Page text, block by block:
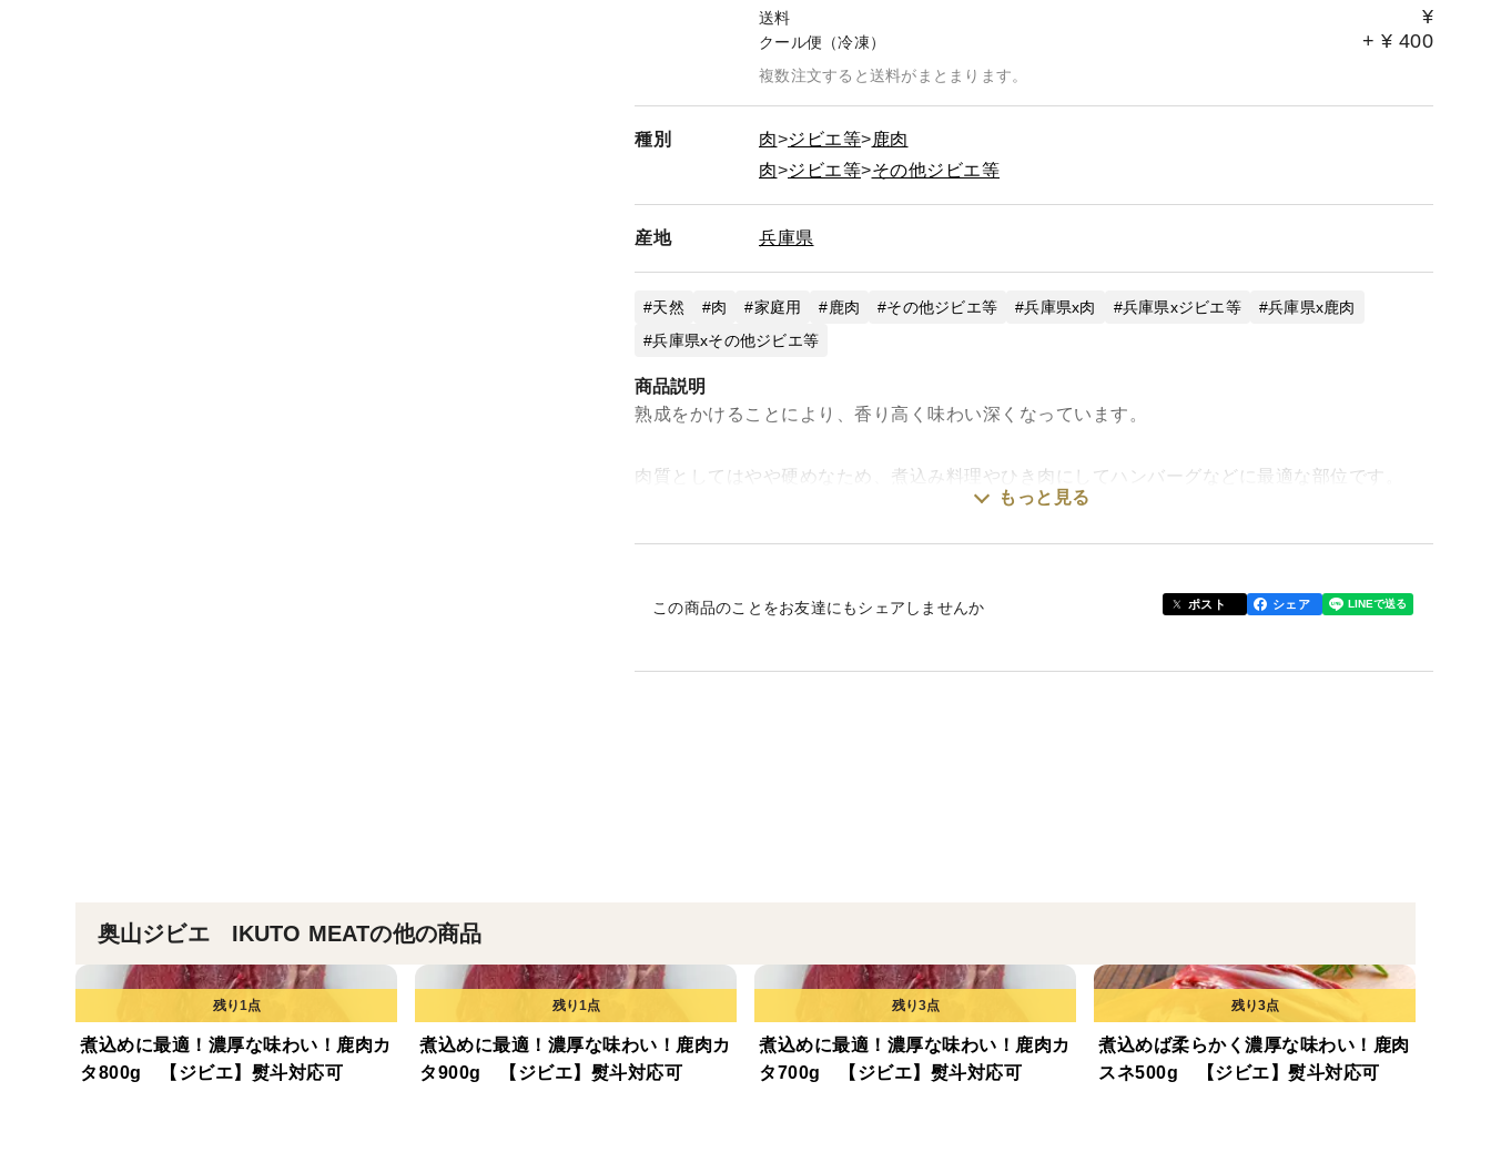
送料 ¥
クール便（冷凍） + ¥ 400
複数注文すると送料がまとまります。
種別 肉 ジビエ等
鹿肉
肉
ジビエ等 その他ジビエ等
産地 兵庫県
天然 肉 家庭用 鹿肉 その他ジビエ等 兵庫県x肉 兵庫県xジビエ等
兵庫県x鹿肉
兵庫県xその他ジビエ等
商品説明
熟成をかけることにより、香り高く味わい深くなっています。
肉質としてはやや硬めなため、煮込み料理やひき肉にしてハンバーグなどに最適な部位です。
奥山ジビエの食肉処理場は山間部に位置しており猟場から近いため、止刺し後早くて1分、遅くて
もっと見る
この商品のことをお友達にもシェアしませんか ポスト シェア
奥山ジビエ IKUTO MEATの他の商品
煮込めに最適！濃厚な味わい！鹿肉カ
タ800g 【ジビエ】熨斗対応可
煮込めに最適！濃厚な味わい！鹿肉カ
タ900g 【ジビエ】熨斗対応可
煮込めに最適！濃厚な味わい！鹿肉カ
タ700g 【ジビエ】熨斗対応可
煮込めば柔らかく濃厚な味わい！鹿肉
スネ500g 【ジビエ】熨斗対応可